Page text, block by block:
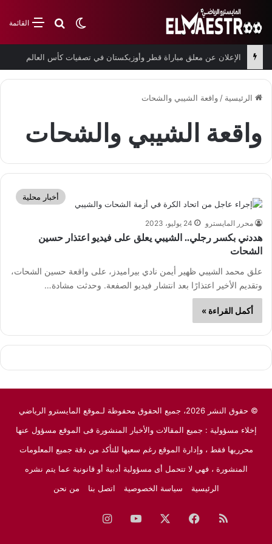
القائمةبحث عن
الوضع المظلم
الإعلان عن معلق مباراة قطر وأوزبكستان في تصفيات كأس العالم
الرئيسية / واقعة الشيبي والشحات
واقعة الشيبي والشحات
أخبار محلية
محرر المايسترو 24 يوليو، 2023
هددني بكسر رجلي.. الشيبي يعلق على فيديو اعتذار حسين
الشحات
علق محمد الشيبي ظهير أيمن نادي بيراميدز، على واقعة حسين الشحات،
وتقديم الأخير اعتذارًا بعد انتشار فيديو الصفعة. وحدثت مشادة…
أكمل القراءة »
© حقوق النشر 2026، جميع الحقوق محفوظة لـموقع المايسترو الرياضي
إخلاء مسؤولية : جميع المقالات والأخبار المنشورة فى الموقع مسؤول عنها
محرريها فقط ، وإدارة الموقع رغم سعيها للتأكد من دقة جميع المعلومات
المنشورة ، فهي لا تتحمل أى مسؤولية أدبية أو قانونية عما يتم نشره
الرئيسية
سياسة الخصوصية اتصل بنا من نحن
ملخصفيسبوك ‫YouTubeانستقرام